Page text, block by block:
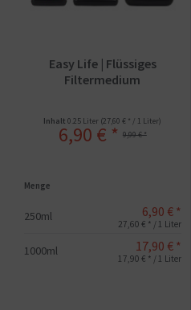
Easy Life | Flüssiges
Filtermedium
Inhalt0.25 Liter (27,60 € * / 1 Liter)
6,90 € * 9,99 € *
Menge
250ml 6,90 € *
27,60 € * / 1 Liter
1000ml 17,90 € *
17,90 € * / 1 Liter